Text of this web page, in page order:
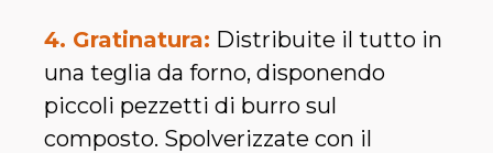
4. Gratinatura: Distribuite il tutto in
una teglia da forno, disponendo
piccoli pezzetti di burro sul
composto. Spolverizzate con il